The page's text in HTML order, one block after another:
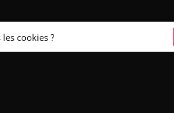
cookies ?